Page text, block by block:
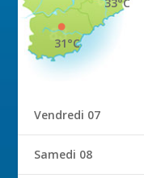
33°C
31°C
Vendredi 07
Samedi 08